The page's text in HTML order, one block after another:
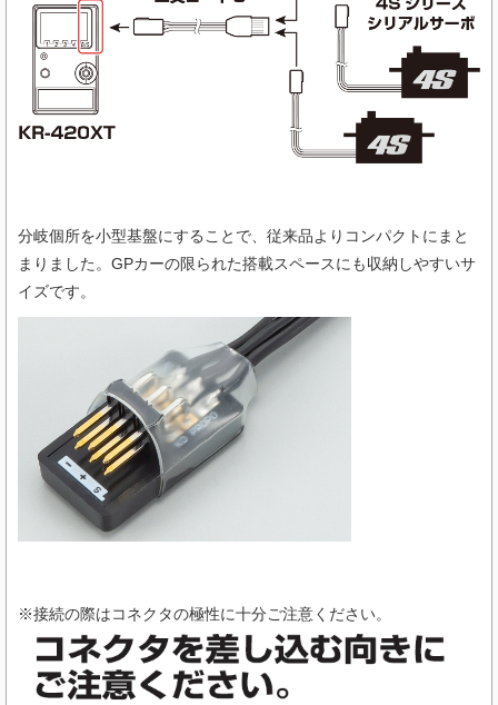
分岐個所を小型基盤にすることで、従来品よりコンパクトにまと
まりました。GPカーの限られた搭載スペースにも収納しやすいサ
イズです。
※接続の際はコネクタの極性に十分ご注意ください。